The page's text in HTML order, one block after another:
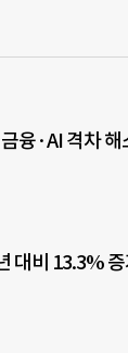
융·AI 격차 해
대비 13.3%